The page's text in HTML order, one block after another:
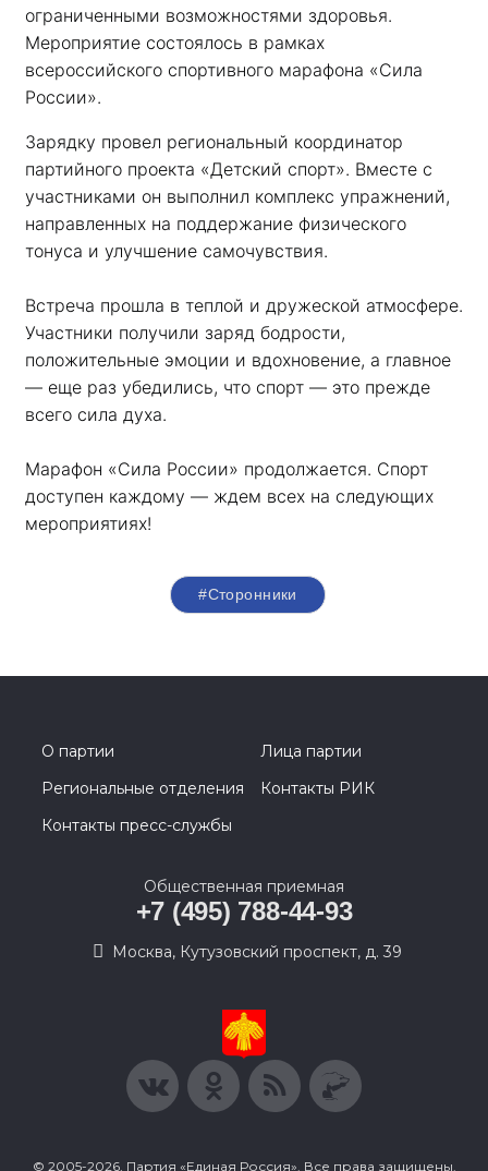
ограниченными возможностями здоровья.
Мероприятие состоялось в рамках
всероссийского спортивного марафона «Сила
России».
Зарядку провел региональный координатор
партийного проекта «Детский спорт». Вместе с
участниками он выполнил комплекс упражнений,
направленных на поддержание физического
тонуса и улучшение самочувствия.
Встреча прошла в теплой и дружеской атмосфере.
Участники получили заряд бодрости,
положительные эмоции и вдохновение, а главное
— еще раз убедились, что спорт — это прежде
всего сила духа.
Марафон «Сила России» продолжается. Спорт
доступен каждому — ждем всех на следующих
мероприятиях!
#Сторонники
О партии
Лица партии
Региональные отделения
Контакты РИК
Контакты пресс-службы
Общественная приемная
+7 (495) 788-44-93
Москва, Кутузовский проспект, д. 39
© 2005-2026, Партия «Единая Россия». Все права защищены.